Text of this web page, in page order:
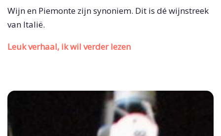
Wijn en Piemonte zijn synoniem. Dit is dé wijnstreek
van Italië.
Leuk verhaal, ik wil verder lezen